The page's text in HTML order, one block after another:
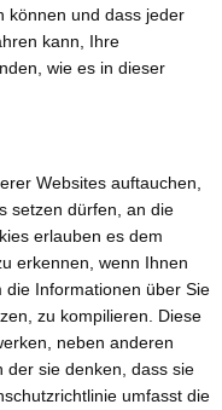
können und dass jeder
kann, Ihre
wie es in dieser
Websites auftauchen,
setzen dürfen, an die
erlauben es dem
erkennen, wenn Ihnen
die Informationen über Sie
zu kompilieren. Diese
neben anderen
der sie denken, dass sie
umfasst die